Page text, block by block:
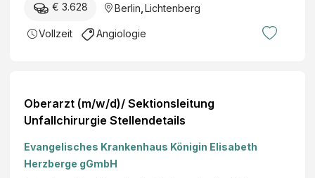
€ 3.628 Berlin Lichtenberg
Vollzeit Angiologie
Oberarzt (m/w/d)/ Sektionsleitung
Unfallchirurgie Stellendetails
Evangelisches Krankenhaus Königin Elisabeth
Herzberge gGmbH